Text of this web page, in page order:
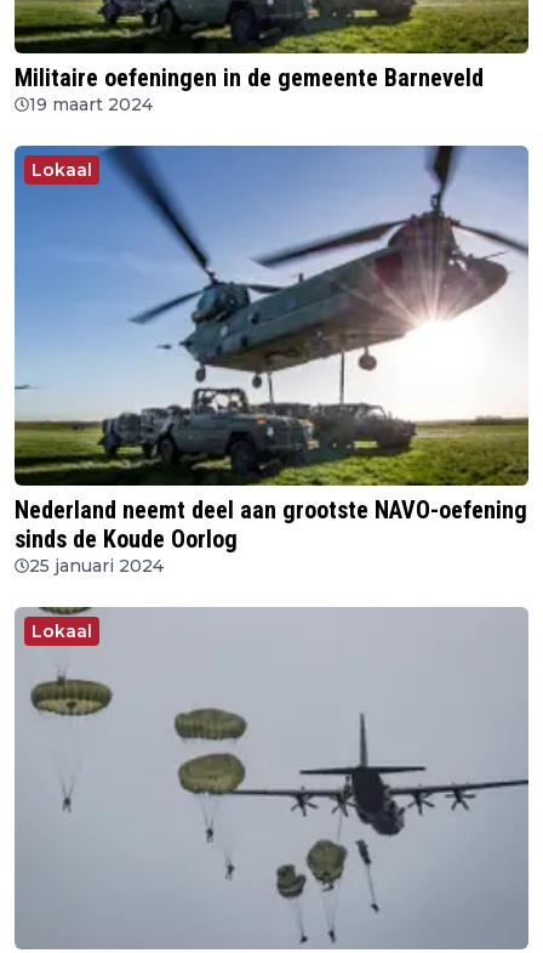
Militaire oefeningen in de gemeente Barneveld
19 maart 2024
Lokaal
Nederland neemt deel aan grootste NAVO-oefening
sinds de Koude Oorlog
25 januari 2024
Lokaal